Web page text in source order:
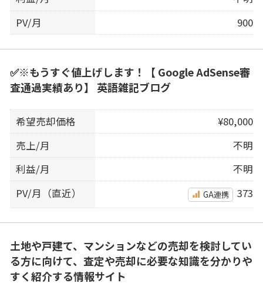
PV/月
900
✅※もうすぐ値上げします！【 Google AdSense審
査通過実績あり】 英語雑記ブログ
希望売却価格
¥80,000
売上/月
不明
利益/月
不明
PV/月（直近）
GA連携 373
土地や戸建て、マンションなどの売却を検討してい
る方に向けて、査定や売却に必要な知識を分かりや
すく紹介する情報サイト